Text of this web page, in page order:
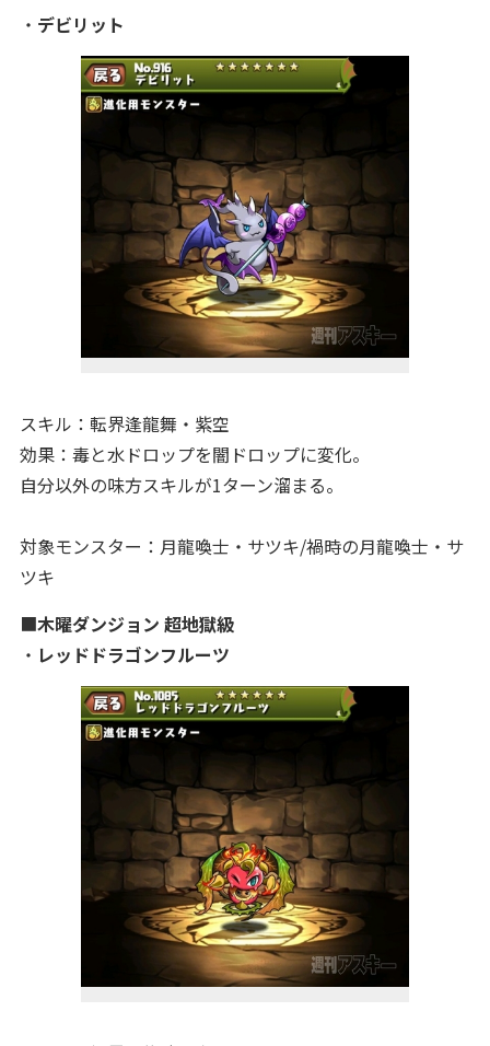
・ デビリット
スキル：転界逢龍舞・紫空
効果：毒と水ドロップを闇ドロップに変化。
自分以外の味方スキルが1ターン溜まる。
対象モンスター：月龍喚士・サツキ/禍時の月龍喚士・サ
ツキ
■木曜ダンジョン 超地獄級
・ レッドドラゴンフルーツ